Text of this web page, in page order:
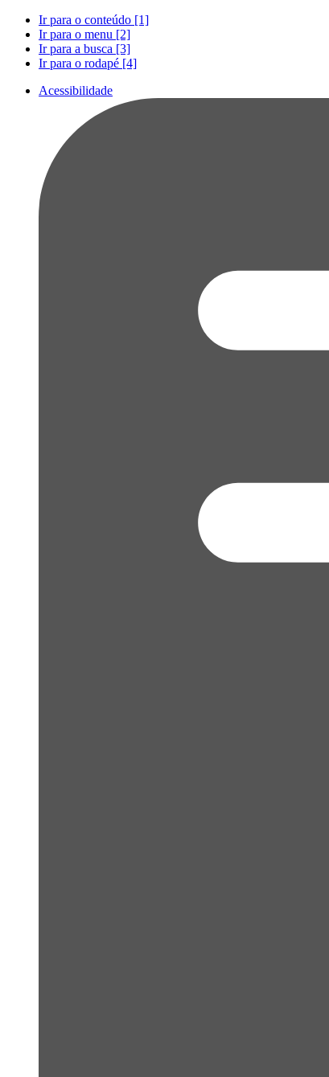
Ir para o conteúdo [1]
Ir para o menu [2]
Ir para a busca [3]
Ir para o rodapé [4]
Acessibilidade